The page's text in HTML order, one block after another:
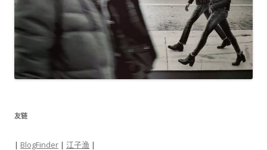
友链
| BlogFinder | 江子渔 |